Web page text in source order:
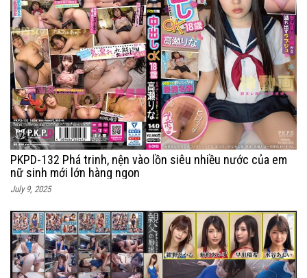
PKPD-132 Phá trinh, nện vào lồn siêu nhiều nước của em
nữ sinh mới lớn hàng ngon
July 9, 2025